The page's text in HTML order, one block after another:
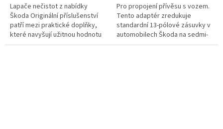
Lapače nečistot z nabídky
Škoda Originální příslušenství
patří mezi praktické doplňky,
které navyšují užitnou hodnotu
vozu. Svým specifickým tvarem
Pro propojení přívěsu s vozem.
Tento adaptér zredukuje
standardní 13-pólové zásuvky v
automobilech Škoda na sedmi-
pólové.